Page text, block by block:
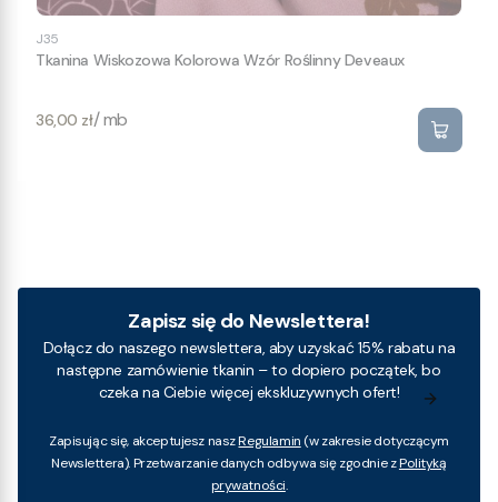
J35
Tkanina Wiskozowa Kolorowa Wzór Roślinny Deveaux
Cena
36,00 zł/ mb
Zapisz się do Newslettera!
Dołącz do naszego newslettera, aby uzyskać 15% rabatu na
następne zamówienie tkanin – to dopiero początek, bo
czeka na Ciebie więcej ekskluzywnych ofert!
Zapisując się, akceptujesz naszRegulamin (w zakresie dotyczącym
Newslettera). Przetwarzanie danych odbywa się zgodnie zPolityką
prywatności.